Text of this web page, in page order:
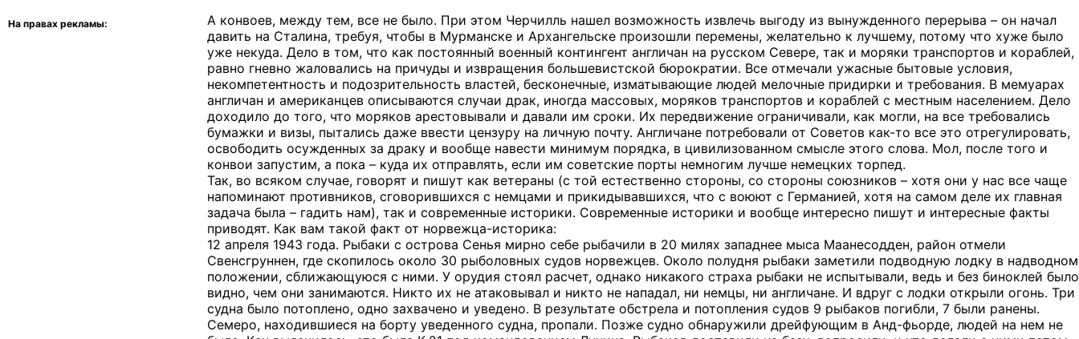
На правах рекламы:
А конвоев, между тем, все не было. При этом Черчилль нашел возможность извлечь выгоду из вынужденного перерыва – он начал
давить на Сталина, требуя, чтобы в Мурманске и Архангельске произошли перемены, желательно к лучшему, потому что хуже было
уже некуда. Дело в том, что как постоянный военный контингент англичан на русском Севере, так и моряки транспортов и кораблей,
равно гневно жаловались на причуды и извращения большевистской бюрократии. Все отмечали ужасные бытовые условия,
некомпетентность и подозрительность властей, бесконечные, изматывающие людей мелочные придирки и требования. В мемуарах
англичан и американцев описываются случаи драк, иногда массовых, моряков транспортов и кораблей с местным населением. Дело
доходило до того, что моряков арестовывали и давали им сроки. Их передвижение ограничивали, как могли, на все требовались
бумажки и визы, пытались даже ввести цензуру на личную почту. Англичане потребовали от Советов как-то все это отрегулировать,
освободить осужденных за драку и вообще навести минимум порядка, в цивилизованном смысле этого слова. Мол, после того и
конвои запустим, а пока – куда их отправлять, если им советские порты немногим лучше немецких торпед.
Так, во всяком случае, говорят и пишут как ветераны (с той естественно стороны, со стороны союзников – хотя они у нас все чаще
напоминают противников, сговорившихся с немцами и прикидывавшихся, что с воюют с Германией, хотя на самом деле их главная
задача была – гадить нам), так и современные историки. Современные историки и вообще интересно пишут и интересные факты
приводят. Как вам такой факт от норвежца-историка:
12 апреля 1943 года. Рыбаки с острова Сенья мирно себе рыбачили в 20 милях западнее мыса Маанесодден, район отмели
Свенсгруннен, где скопилось около 30 рыболовных судов норвежцев. Около полудня рыбаки заметили подводную лодку в надводном
положении, сближающуюся с ними. У орудия стоял расчет, однако никакого страха рыбаки не испытывали, ведь и без биноклей было
видно, чем они занимаются. Никто их не атаковывал и никто не нападал, ни немцы, ни англичане. И вдруг с лодки открыли огонь. Три
судна было потоплено, одно захвачено и уведено. В результате обстрела и потопления судов 9 рыбаков погибли, 7 были ранены.
Семеро, находившиеся на борту уведенного судна, пропали. Позже судно обнаружили дрейфующим в Анд-фьорде, людей на нем не